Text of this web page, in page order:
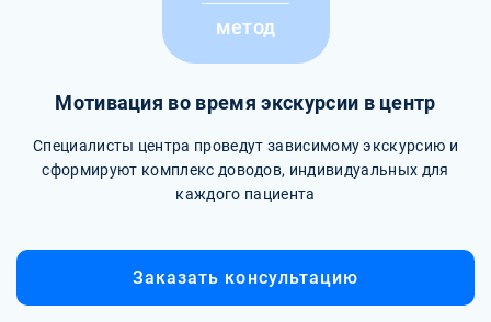
метод
Мотивация во время экскурсии в центр
Специалисты центра проведут зависимому экскурсию и
сформируют комплекс доводов, индивидуальных для
каждого пациента
Заказать консультацию